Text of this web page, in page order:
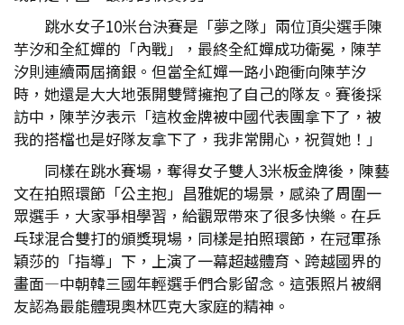
跳水女子10米台決賽是「夢之隊」兩位頂尖選手陳
芋汐和全紅嬋的「內戰」，最終全紅嬋成功衛冕，陳芋
汐則連續兩屆摘銀。但當全紅嬋一路小跑衝向陳芋汐
時，她還是大大地張開雙臂擁抱了自己的隊友。賽後採
訪中，陳芋汐表示「這枚金牌被中國代表團拿下了，被
我的搭檔也是好隊友拿下了，我非常開心，祝賀她！」
同樣在跳水賽場，奪得女子雙人3米板金牌後，陳藝
文在拍照環節「公主抱」昌雅妮的場景，感染了周圍一
眾選手，大家爭相學習，給觀眾帶來了很多快樂。在乒
乓球混合雙打的頒獎現場，同樣是拍照環節，在冠軍孫
穎莎的「指導」下，上演了一幕超越體育、跨越國界的
畫面—中朝韓三國年輕選手們合影留念。這張照片被網
友認為最能體現奧林匹克大家庭的精神。